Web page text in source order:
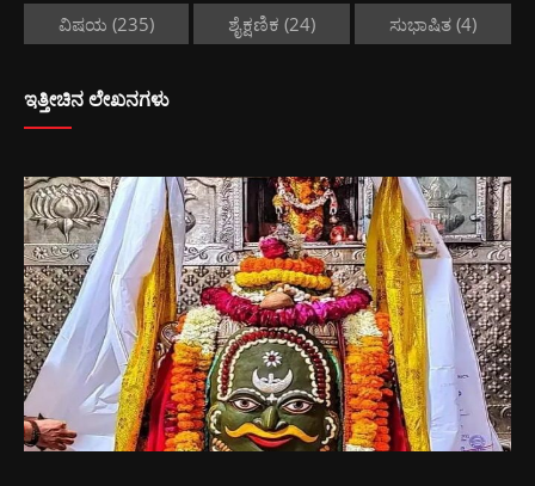
ವಿಷಯ (235) ಶೈಕ್ಷಣಿಕ (24) ಸುಭಾಷಿತ (4)
ಇತ್ತೀಚಿನ ಲೇಖನಗಳು